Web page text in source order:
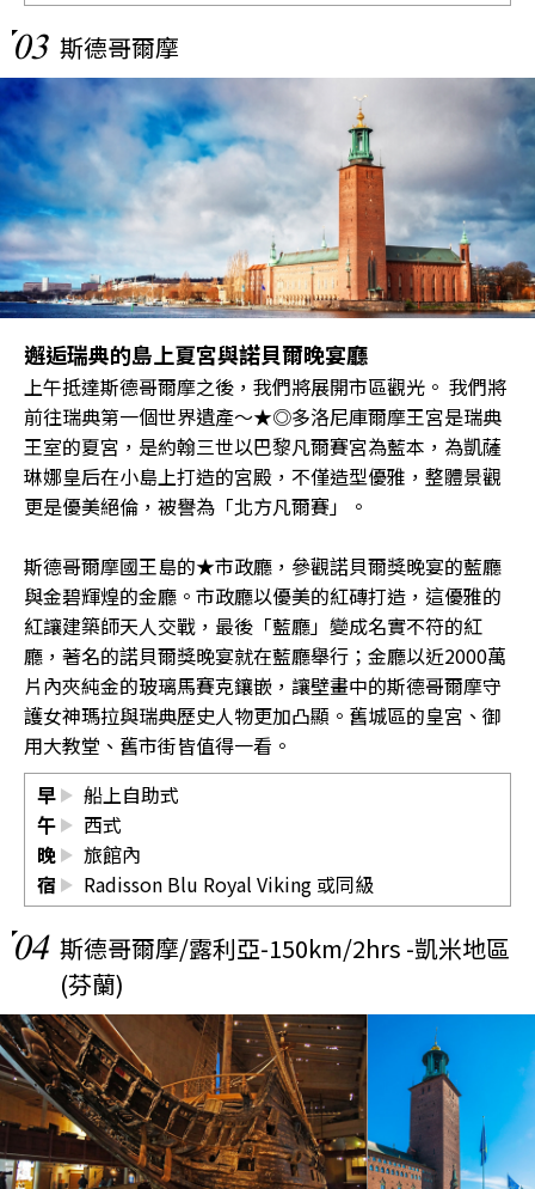
03 斯德哥爾摩
邂逅瑞典的島上夏宮與諾貝爾晚宴廳
上午抵達斯德哥爾摩之後，我們將展開市區觀光。 我們將
前往瑞典第一個世界遺產～★◎多洛尼庫爾摩王宮是瑞典
王室的夏宮，是約翰三世以巴黎凡爾賽宮為藍本，為凱薩
琳娜皇后在小島上打造的宮殿，不僅造型優雅，整體景觀
更是優美絕倫，被譽為「北方凡爾賽」。
斯德哥爾摩國王島的★市政廳，參觀諾貝爾獎晚宴的藍廳
與金碧輝煌的金廳。市政廳以優美的紅磚打造，這優雅的
紅讓建築師天人交戰，最後「藍廳」變成名實不符的紅
廳，著名的諾貝爾獎晚宴就在藍廳舉行；金廳以近2000萬
片內夾純金的玻璃馬賽克鑲嵌，讓壁畫中的斯德哥爾摩守
護女神瑪拉與瑞典歷史人物更加凸顯。舊城區的皇宮、御
用大教堂、舊市街皆值得一看。
早
船上自助式
午
西式
晚
旅館內
宿
Radisson Blu Royal Viking 或同級
04 斯德哥爾摩/露利亞-150km/2hrs -凱米地區
(芬蘭)